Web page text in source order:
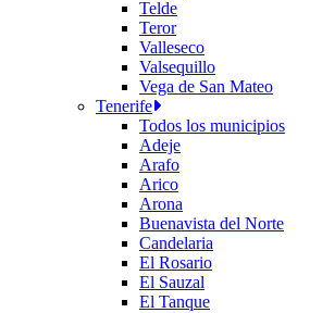
Telde
Teror
Valleseco
Valsequillo
Vega de San Mateo
Tenerife
Todos los municipios
Adeje
Arafo
Arico
Arona
Buenavista del Norte
Candelaria
El Rosario
El Sauzal
El Tanque